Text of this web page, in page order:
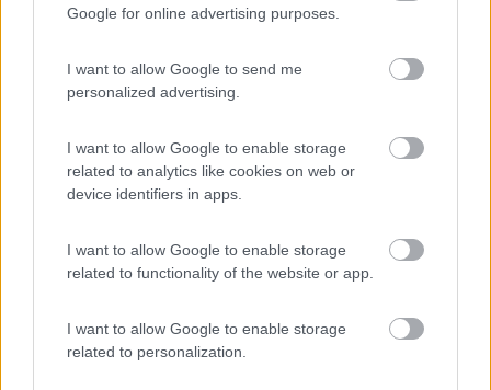
Google for online advertising purposes.
I want to allow Google to send me
personalized advertising.
I want to allow Google to enable storage
related to analytics like cookies on web or
device identifiers in apps.
I want to allow Google to enable storage
related to functionality of the website or app.
I want to allow Google to enable storage
related to personalization.
occupati da auto. Non seguire il navigatore ma le
Accessibilità
kreos 3003 26/08/2021 8:04
Carico/scarico ed elettricità gratuiti e funzionanti.
Il piccolo paese si raggiunge a piedi.
Posizione Prezzo Servizi